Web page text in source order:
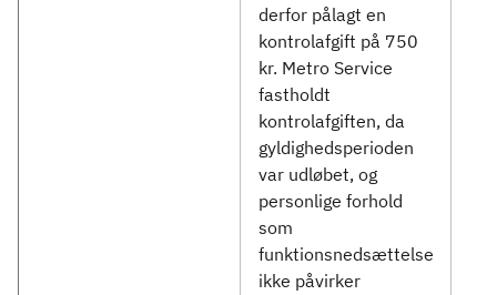
derfor pålagt en
kontrolafgift på 750
kr. Metro Service
fastholdt
kontrolafgiften, da
gyldighedsperioden
var udløbet, og
personlige forhold
som
funktionsnedsættelse
ikke påvirker